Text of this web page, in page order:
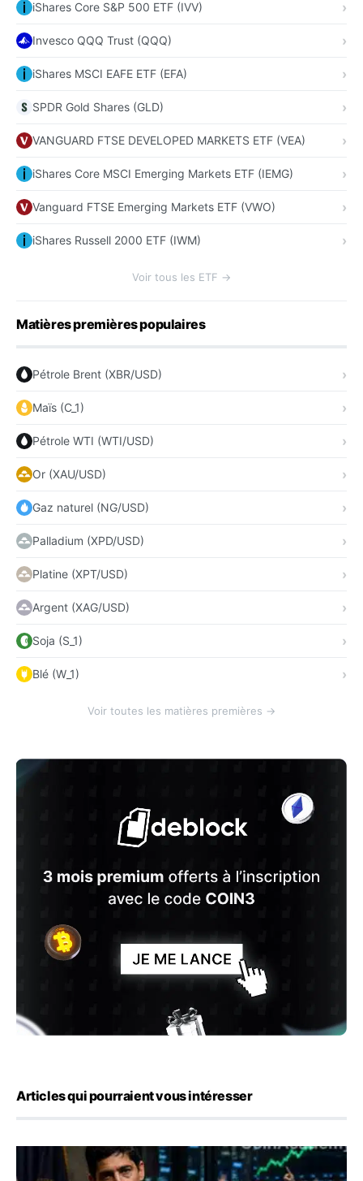
iShares Core S&P 500 ETF (IVV)
Invesco QQQ Trust (QQQ)
iShares MSCI EAFE ETF (EFA)
SPDR Gold Shares (GLD)
VANGUARD FTSE DEVELOPED MARKETS ETF (VEA)
iShares Core MSCI Emerging Markets ETF (IEMG)
Vanguard FTSE Emerging Markets ETF (VWO)
iShares Russell 2000 ETF (IWM)
Voir tous les ETF →
Matières premières populaires
Pétrole Brent (XBR/USD)
Maïs (C_1)
Pétrole WTI (WTI/USD)
Or (XAU/USD)
Gaz naturel (NG/USD)
Palladium (XPD/USD)
Platine (XPT/USD)
Argent (XAG/USD)
Soja (S_1)
Blé (W_1)
Voir toutes les matières premières →
Articles qui pourraient vous intéresser
Emploi américain : 23 000 postes détruits en juillet, les